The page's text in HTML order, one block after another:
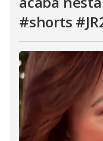
#shorts